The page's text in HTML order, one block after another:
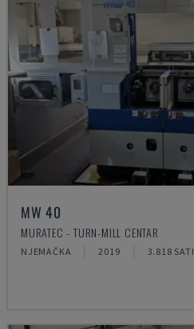
MW 40
MURATEC - TURN-MILL CENTAR
NJEMAČKA 2019 3.818 SATI